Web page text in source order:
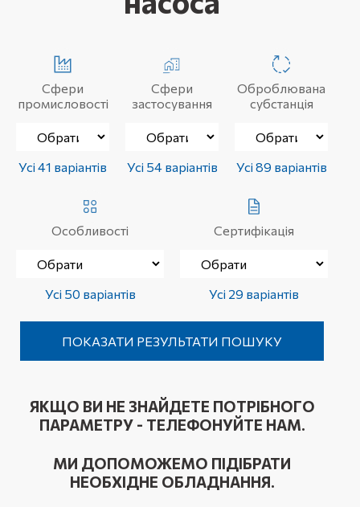
Сфери
промисловості
Усі 41 варіантів
Сфери
застосування
Усі 54 варіантів
Оброблювана
субстанція
Усі 89 варіантів
Особливості
Усі 50 варіантів
Сертифікація
Усі 29 варіантів
ЯКЩО ВИ НЕ ЗНАЙДЕТЕ ПОТРІБНОГО
ПАРАМЕТРУ - ТЕЛЕФОНУЙТЕ НАМ.
МИ ДОПОМОЖЕМО ПІДІБРАТИ
НЕОБХІДНЕ ОБЛАДНАННЯ.